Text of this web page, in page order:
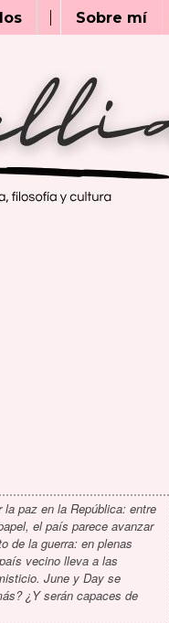
Sobre mí
paz en la República: entre
el país parece avanzar
de la guerra: en plenas
vecino lleva a las
June y Day se
¿Y serán capaces de